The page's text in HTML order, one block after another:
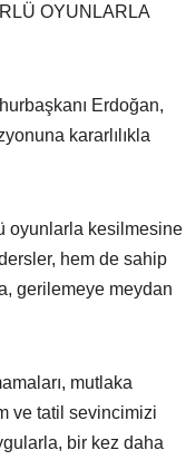
OYUNLARLA
Erdoğan,
kararlılıkla
oyunlarla kesilmesine
hem de sahip
gerilemeye meydan
mutlaka
ve tatil sevincimizi
bir kez daha